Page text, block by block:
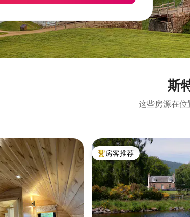
斯
这些房源在位
热门「房客推荐」
房客推荐